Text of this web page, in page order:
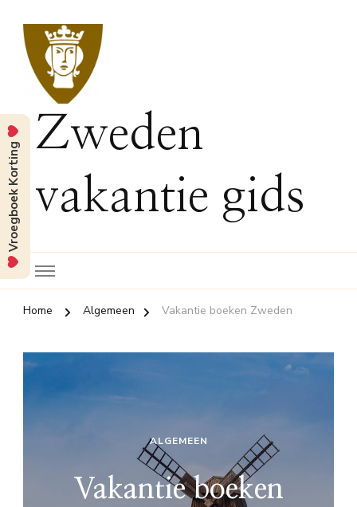
Zweden
vakantie gids
Home Algemeen Vakantie boeken Zweden
ALGEMEEN
Vakantie boeken
Vroegboek Korting